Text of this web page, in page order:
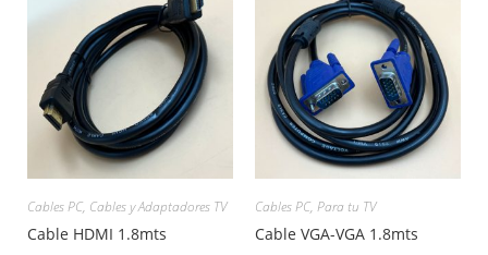
Cables PC, Cables y Adaptadores TV
Cable HDMI 1.8mts
Cables PC, Para tu TV
Cable VGA-VGA 1.8mts